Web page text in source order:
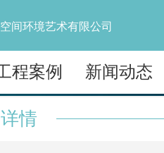
间环境艺术有限公司
程案例 新闻动态
情